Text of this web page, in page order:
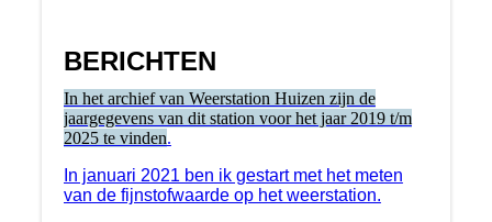
BERICHTEN
In het archief van Weerstation Huizen zijn de
jaargegevens van dit station voor het jaar 2019 t/m
2025 te vinden.
In januari 2021 ben ik gestart met het meten
van de fijnstofwaarde op het weerstation.